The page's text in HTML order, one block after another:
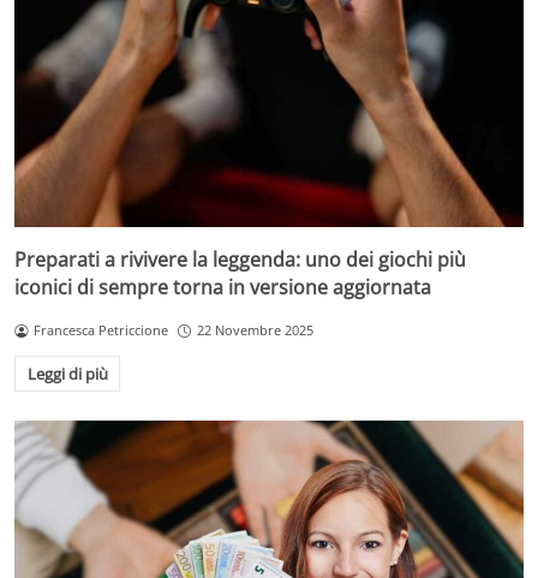
Preparati a rivivere la leggenda: uno dei giochi più
iconici di sempre torna in versione aggiornata
Francesca Petriccione 22 Novembre 2025
Leggi di più